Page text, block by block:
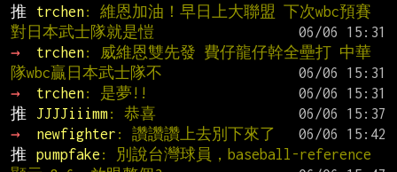
推
trchen: 維恩加油！早日上大聯盟 下次wbc預賽
對日本武士隊就是愷
→
trchen: 威維恩雙先發 費仔龍仔幹全壘打 中華
隊wbc贏日本武士隊不
→
trchen: 是夢!!
推
JJJJiiimm: 恭喜
→
newfighter : 讚讚讚上去別下來了
推
pumpfake : 別說台灣球員，baseball-reference